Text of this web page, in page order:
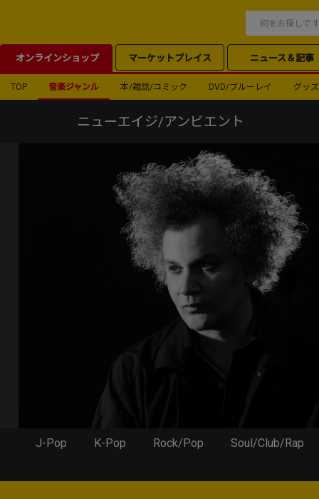
オンラインショップ マーケットプレイス ニュース＆記事
TOP 音楽ジャンル 本/雑誌/コミック DVD/ブルーレイ グッズ
ニューエイジ/アンビエント
J-Pop K-Pop Rock/Pop Soul/Club/Rap